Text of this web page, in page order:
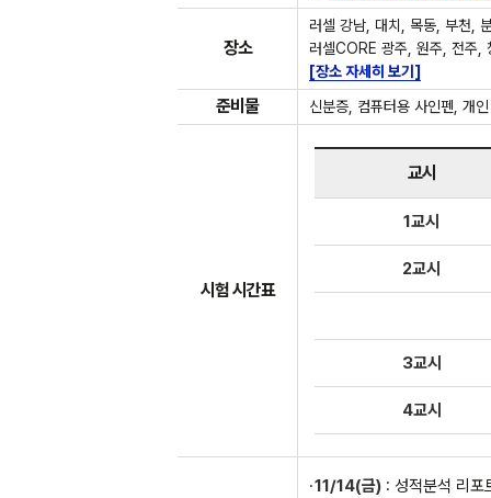
장소
러셀 강남, 대치, 목동, 부천,
러셀CORE 광주, 원주, 전주,
[장소 자세히 보기]
준비물 신분증, 컴퓨터용 사인펜, 개
시험 시간표
교시
1교시
2교시
3교시
4교시
11/14(금) : 성적분석 리